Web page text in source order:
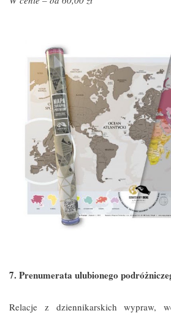
7. Prenumerata ulubionego
Relacje z dziennikarskich wypraw,